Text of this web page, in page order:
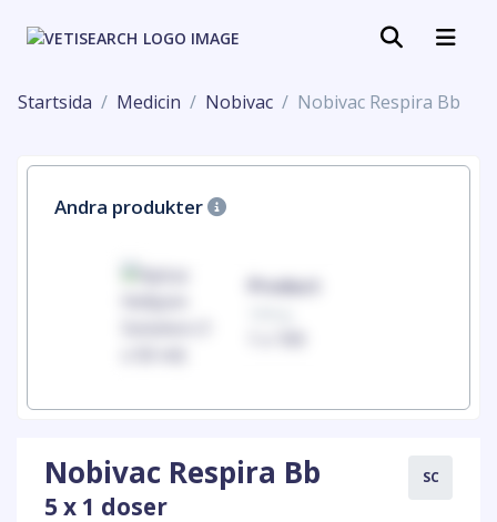
Startsida Medicin Nobivac Nobivac Respira Bb
Andra produkter
Product
Nobivac Respira Bb
5 x 1 doser
SC